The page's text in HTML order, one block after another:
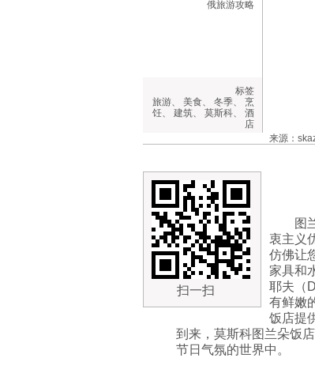
俄旅游攻略
标签
旅游、 美食、 冬季、 烹
饪、 建筑、 莫斯科、 酒
店
来源：
扫一扫
图
衷主义
仿佛让
家具和
耶夫（
有鲜嫩
饭店提
到来，莫斯科图兰朵饭
节日气氛的世界中。